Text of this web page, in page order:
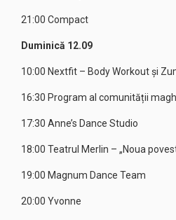
21:00 Compact
Duminică 12.09
10:00 Nextfit – Body Workout și
16:30 Program al comunității
17:30 Anne’s Dance Studio
18:00 Teatrul Merlin – „Noua
19:00 Magnum Dance Team
20:00 Yvonne